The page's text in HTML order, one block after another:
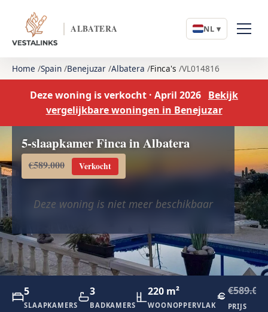
ALBATERA NL ▾
Home Spain Benejuzar Albatera Finca's VL014816
Deze woning is verkocht · April 2026 Bekijk
vergelijkbare woningen in Benejuzar
5-slaapkamer Finca in Albatera
€589.000 Verkocht
Deze woning is niet meer beschikbaar
5
SLAAPKAMERS
3
BADKAMERS
220 m²
WOONOPPERVLAK
€589.000
PRIJS